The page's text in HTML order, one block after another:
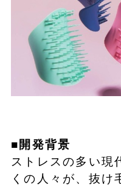
■開発背景
ストレスの多い現
くの人々が、抜け